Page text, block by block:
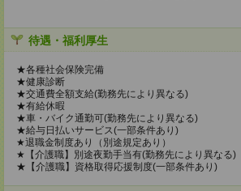
待遇・福利厚生
★各種社会保険完備
★健康診断
★交通費全額支給(勤務先により異なる)
★有給休暇
★車・バイク通勤可(勤務先により異なる)
★給与日払いサービス(一部条件あり)
★退職金制度あり（別途規定あり）
★【介護職】別途夜勤手当有(勤務先により異なる)
★【介護職】資格取得応援制度(一部条件あり)